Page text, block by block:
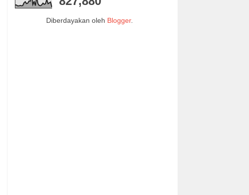
Diberdayakan oleh Blogger.